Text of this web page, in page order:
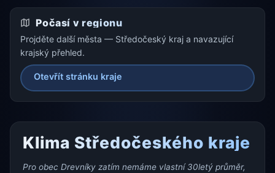
Počasí v regionu
Projděte další města — Středočeský kraj a navazující
krajský přehled.
Otevřít stránku kraje
Klima Středočeského kraje
Pro obec Drevníky zatím nemáme vlastní 30letý průměr,